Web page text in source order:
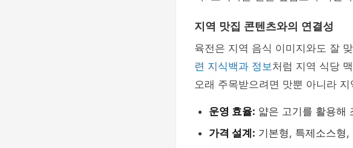
지역 맛집 콘텐츠와의 연결성
육전은 지역 음식 이미지와도 잘
련 지식백과 정보처럼 지역 식당
오래 주목받으려면 맛뿐 아니라
운영 효율: 얇은 고기를 활용해
가격 설계: 기본형, 특제소스형